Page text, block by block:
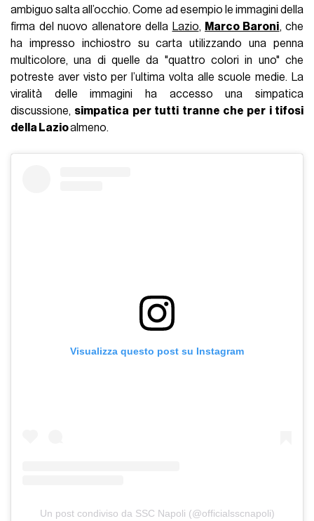
ambiguo salta all’occhio. Come ad esempio le immagini della
firma del nuovo allenatore della Lazio, Marco Baroni, che
ha impresso inchiostro su carta utilizzando una penna
multicolore, una di quelle da "quattro colori in uno" che
potreste aver visto per l’ultima volta alle scuole medie. La
viralità delle immagini ha accesso una simpatica
discussione, simpatica per tutti tranne che per i tifosi
della Lazioalmeno.
Visualizza questo post su Instagram
Un post condiviso da SSC Napoli (@officialsscnapoli)